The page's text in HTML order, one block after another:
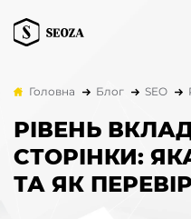
Головна Блог SEO
РІВЕНЬ
СТОРІНКИ:
ТА ЯК